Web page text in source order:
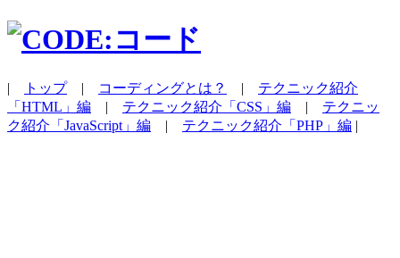
| トップ| コーディングとは？ | テクニック紹介
「HTML」編 | テクニック紹介「CSS」編 | テクニッ
ク紹介「JavaScript」編 | テクニック紹介「PHP」編 |